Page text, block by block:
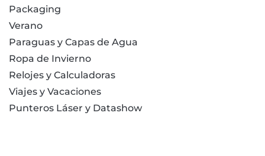
Packaging
Verano
Paraguas y Capas de Agua
Ropa de Invierno
Relojes y Calculadoras
Viajes y Vacaciones
Punteros Láser y Datashow